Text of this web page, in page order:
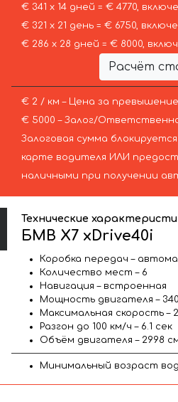
€ 341 х 14 дней = € 4770,
€ 321 х 21 день = € 6750,
€ 286 х 28 дней = € 8000,
Расчёт
€ 2 / км – Цена за
€ 5000 – Залог/
Залоговая сумма
карте водителя ИЛИ
наличными при получении
Технические
БМВ X7 xDrive40i
Коробка передач –
Количество мест – 6
Навигация – встроенная
Мощность двигателя – 340
Максимальная скорость –
Разгон до 100 км/ч – 6.1 сек
Объём двигателя – 2998
Минимальный возраст